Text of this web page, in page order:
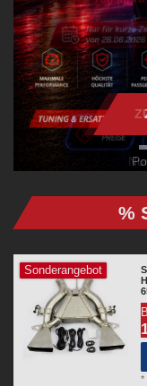
%
Sonderangebot
*